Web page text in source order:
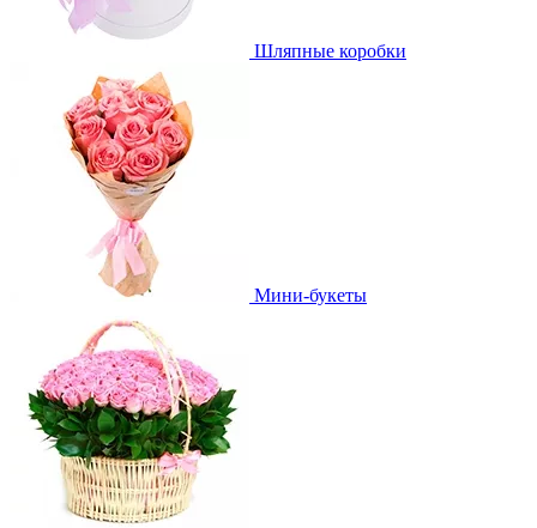
Шляпные коробки
Мини-букеты